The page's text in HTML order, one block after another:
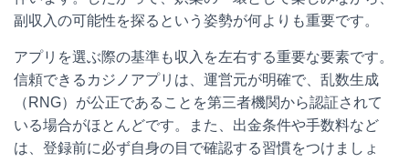
副収入の可能性を探るという姿勢が何よりも重要です。
アプリを選ぶ際の基準も収入を左右する重要な要素です。
信頼できるカジノアプリは、運営元が明確で、乱数生成
（RNG）が公正であることを第三者機関から認証されて
いる場合がほとんどです。また、出金条件や手数料など
は、登録前に必ず自身の目で確認する習慣をつけましょ